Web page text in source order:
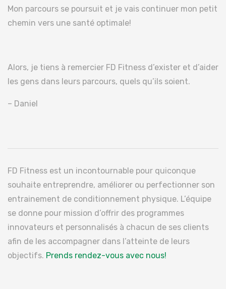
Mon parcours se poursuit et je vais continuer mon petit
chemin vers une santé optimale!
Alors, je tiens à remercier FD Fitness d’exister et d’aider
les gens dans leurs parcours, quels qu’ils soient.
– Daniel
FD Fitness est un incontournable pour quiconque
souhaite entreprendre, améliorer ou perfectionner son
entrainement de conditionnement physique. L’équipe
se donne pour mission d’offrir des programmes
innovateurs et personnalisés à chacun de ses clients
afin de les accompagner dans l’atteinte de leurs
objectifs. Prends rendez-vous avec nous!